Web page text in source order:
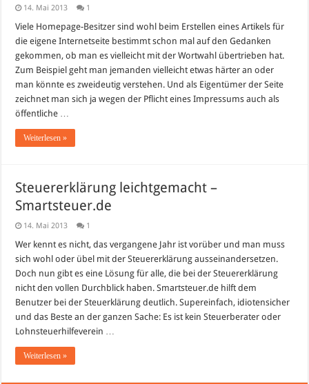
14. Mai 2013 1
Viele Homepage-Besitzer sind wohl beim Erstellen eines Artikels für
die eigene Internetseite bestimmt schon mal auf den Gedanken
gekommen, ob man es vielleicht mit der Wortwahl übertrieben hat.
Zum Beispiel geht man jemanden vielleicht etwas härter an oder
man könnte es zweideutig verstehen. Und als Eigentümer der Seite
zeichnet man sich ja wegen der Pflicht eines Impressums auch als
öffentliche …
Weiterlesen »
Steuererklärung leichtgemacht –
Smartsteuer.de
14. Mai 2013 1
Wer kennt es nicht, das vergangene Jahr ist vorüber und man muss
sich wohl oder übel mit der Steuererklärung ausseinandersetzen.
Doch nun gibt es eine Lösung für alle, die bei der Steuererklärung
nicht den vollen Durchblick haben. Smartsteuer.de hilft dem
Benutzer bei der Steuerklärung deutlich. Supereinfach, idiotensicher
und das Beste an der ganzen Sache: Es ist kein Steuerberater oder
Lohnsteuerhilfeverein …
Weiterlesen »